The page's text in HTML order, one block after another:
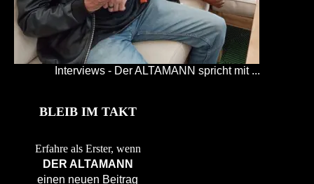
Interviews - Der ALTAMANN spricht mit ...
BLEIB IM TAKT
Erfahre als Erster, wenn
DER ALTAMANN
einen neuen Beitrag